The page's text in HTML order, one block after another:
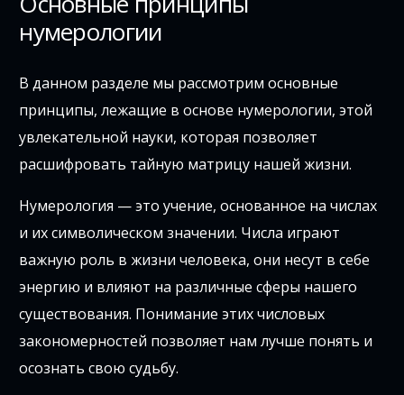
нумерологии
В данном разделе мы рассмотрим основные
принципы, лежащие в основе нумерологии, этой
увлекательной науки, которая позволяет
расшифровать тайную матрицу нашей жизни.
Нумерология — это учение, основанное на числах
и их символическом значении. Числа играют
важную роль в жизни человека, они несут в себе
энергию и влияют на различные сферы нашего
существования. Понимание этих числовых
закономерностей позволяет нам лучше понять и
осознать свою судьбу.